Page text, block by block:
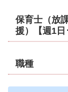
保育士（放
援）【週1日
職種